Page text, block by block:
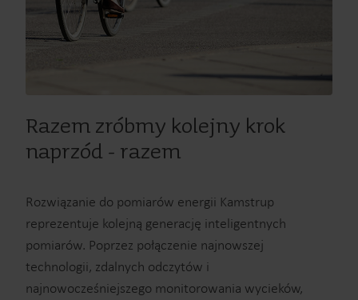
Razem zróbmy kolejny krok
naprzód - razem
Rozwiązanie do pomiarów energii Kamstrup
reprezentuje kolejną generację inteligentnych
pomiarów. Poprzez połączenie najnowszej
technologii, zdalnych odczytów i
najnowocześniejszego monitorowania wycieków,